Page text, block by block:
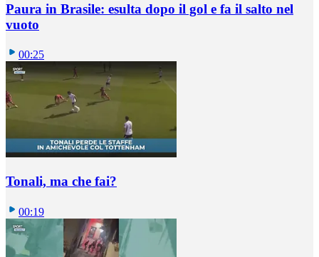
Paura in Brasile: esulta dopo il gol e fa il salto nel
vuoto
00:25
Tonali, ma che fai?
00:19